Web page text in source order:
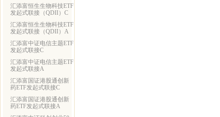
汇添富恒生生物科技ETF
发起式联接（QDII）C
汇添富恒生生物科技ETF
发起式联接（QDII）A
汇添富中证电信主题ETF
发起式联接C
汇添富中证电信主题ETF
发起式联接A
汇添富国证港股通创新
药ETF发起式联接C
汇添富国证港股通创新
药ETF发起式联接A